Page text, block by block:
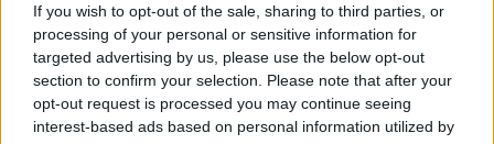
If you wish to opt-out of the sale, sharing to third parties, or
processing of your personal or sensitive information for
targeted advertising by us, please use the below opt-out
section to confirm your selection. Please note that after your
opt-out request is processed you may continue seeing
interest-based ads based on personal information utilized by
Nužudytosios namiškiai – motina, patėvis
Michailas Pribavkinas bei paauglė sesuo –
Danguolę paskutinį kartą matė 2004-ųjų